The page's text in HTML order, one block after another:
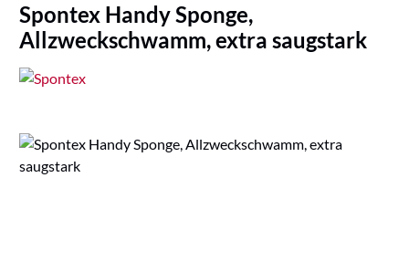
Spontex Handy Sponge,
Allzweckschwamm, extra saugstark
Bildergalerie überspringen